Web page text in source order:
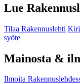
Lue
Tilaa Rakennuslehti
syöte
Mainosta &
Ilmoita